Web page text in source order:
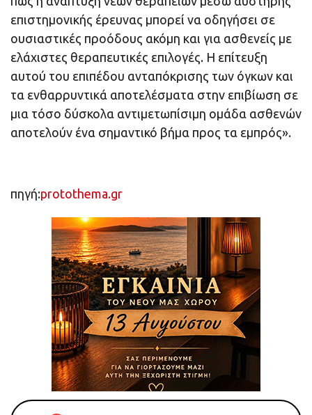
επιστημονικής έρευνας μπορεί να οδηγήσει σε
ουσιαστικές προόδους ακόμη και για ασθενείς με
ελάχιστες θεραπευτικές επιλογές. Η επίτευξη
αυτού του επιπέδου ανταπόκρισης των όγκων και
τα ενθαρρυντικά αποτελέσματα στην επιβίωση σε
μια τόσο δύσκολα αντιμετωπίσιμη ομάδα ασθενών
αποτελούν ένα σημαντικό βήμα προς τα εμπρός».
πηγή:protothema.gr